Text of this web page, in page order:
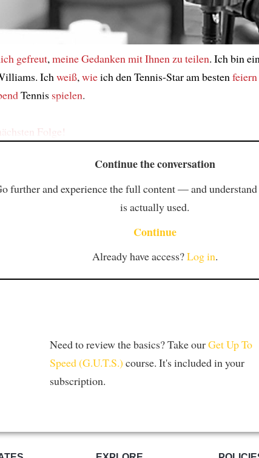
gefreut, meine Gedanken mit Ihnen zu teilen. Ich bin
Ich weiß, wieich den Tennis-Star am besten feiern
Tennis spielen.
Folge!
Continue the conversation
further and experience the full content — and
is actually used.
Continue
Already have access?Log in.
Need to review the basics? Take ourGet Up To
Speed (G.U.T.S.) course. It's included in your
subscription.